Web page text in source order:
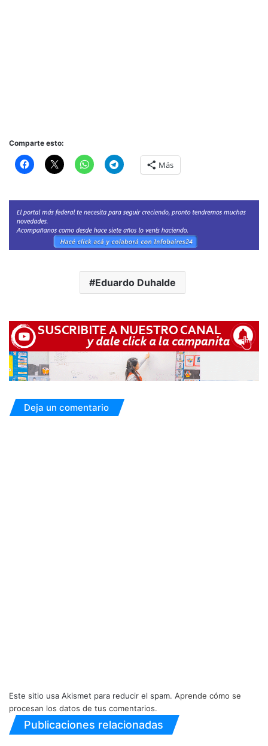
Comparte esto:
Más
Eduardo Duhalde
Deja un comentario
Este sitio usa Akismet para reducir el spam. Aprende cómo se
procesan los datos de tus comentarios.
Publicaciones relacionadas